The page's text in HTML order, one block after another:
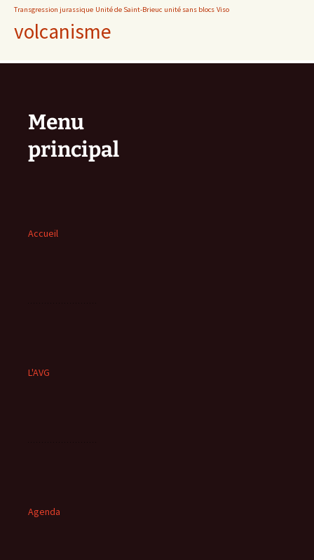
Transgression jurassique Unité de Saint-Brieuc unité sans blocs Viso
volcanisme
Menu
principal
Accueil
L'AVG
Agenda